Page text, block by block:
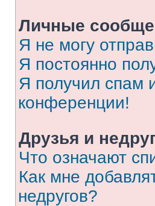
Личные
Я не могу
Я постоянно
Я получил спам
конференции!
Друзья и
Что означают
Как мне
недругов?